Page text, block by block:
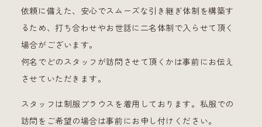
依頼に備えた、安心でスムーズな引き継ぎ体制を構築す
るため、打ち合わせやお世話に二名体制で入らせて頂く
場合がございます。
何名でどのスタッフが訪問させて頂くかは事前にお伝え
させていただきます。
スタッフは制服ブラウスを着用しております。私服での
訪問をご希望の場合は事前にお申し付けください。